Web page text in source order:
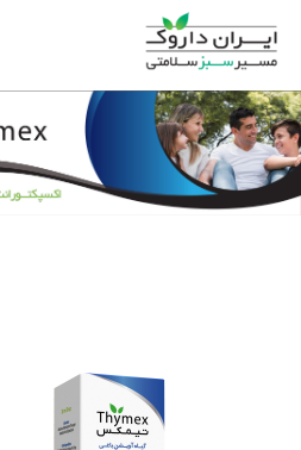
رفتن به محتوای اصلی